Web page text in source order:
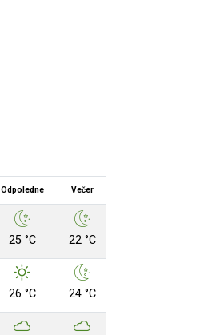
Odpoledne Večer
25 °C 22 °C
26 °C 24 °C